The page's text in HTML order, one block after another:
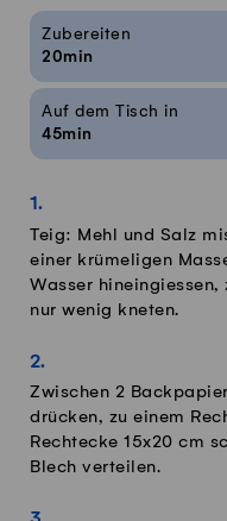
Rezeptinfos
Zubereiten
20min
Auf dem Tisch in
45min
Teig: Mehl und Salz
einer krümeligen
Wasser hineingiessen,
nur wenig kneten.
Zwischen 2
drücken, zu einem
Rechtecke 15x20 cm
Blech verteilen.